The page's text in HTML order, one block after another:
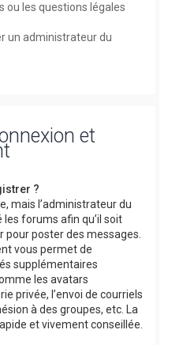
ou les questions légales
un administrateur du
et
?
mais l’administrateur du
forums afin qu’il soit
pour poster des messages.
vous permet de
supplémentaires
les avatars
privée, l’envoi de courriels
à des groupes, etc. La
et vivement conseillée.